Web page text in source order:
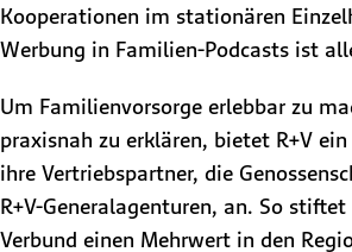
Kooperationen im stationären
Werbung in Familien-Podcasts ist
Um Familienvorsorge erlebbar zu
praxisnah zu erklären, bietet R+V
ihre Vertriebspartner, die
R+V-Generalagenturen, an. So
Verbund einen Mehrwert in den